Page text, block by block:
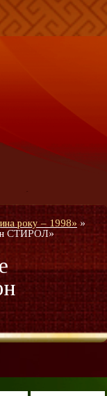
року – 1998»»
СТИРОЛ»